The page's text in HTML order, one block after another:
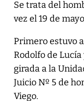
Se trata del
vez el 19 de
Primero estuvo
Rodolfo de
girada a la
Juicio Nº 5 de
Viego.